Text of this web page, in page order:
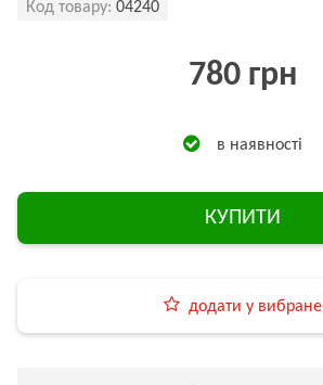
Код товару: 04240
780 грн
в наявності
КУПИТИ
додати у вибране